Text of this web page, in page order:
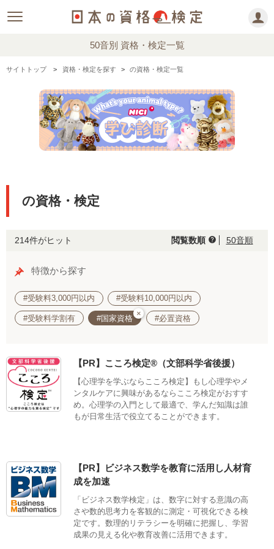
50音別 資格・検定一覧
サイトトップ 資格・検定を探す の資格・検定一覧
の資格・検定
214件がヒット 閲覧数順 help 50音順
特徴から探す
#受験料3,000円以内 #受験料10,000円以内
#受験料学割有 #国家資格
×
#必置資格
【PR】こころ検定®（文部科学省後援）
【心理学を学ぶならこころ検定】もし心理学やメ
ンタルケアに興味があるならこころ検定がおすす
め。心理学の入門として最適で、学んだ知識は誰
もが日常生活で役立てることができます。
【PR】ビジネス数学を教育に活用し人材育
成を加速
「ビジネス数学検定」は、数字に対する意識の高
さや数的思考力を客観的に測定・可視化できる検
定です。数理的リテラシーを明確に把握し、学習
成果の見える化や教育改善に活用できます。